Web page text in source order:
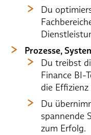
Du
Prozesse,
Du treibst
Finance BI-
die
Du
spannende
zum Erfolg.